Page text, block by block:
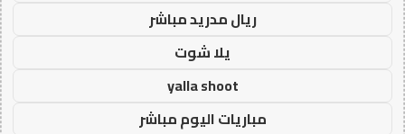
ريال مدريد مباشر
يلا شوت
yalla shoot
مباريات اليوم مباشر